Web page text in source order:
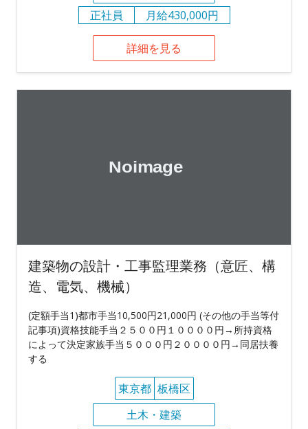
正社員
月給430,000円
詳細を見る
建築物の設計・工事監理業務（意匠、構
造、電気、機械）
(定額手当1)都市手当10,500円21,000円 (その他の手当等付
記事項)資格技能手当２５００円１００００円→所持資格
によって決定家族手当５０００円２００００円→同居扶養
する
東京都 板橋区
土木・建築